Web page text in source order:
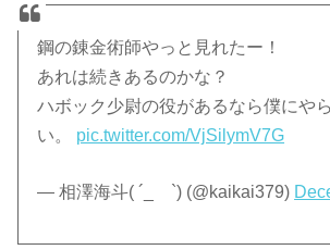
鋼の錬金術師やっと見れたー！
あれは続きあるのかな？
ハボック少尉の役があるなら僕にや
い。 pic.twitter.com/VjSilymV7G
— 相澤海斗( ´_ゝ`) (@kaikai379)